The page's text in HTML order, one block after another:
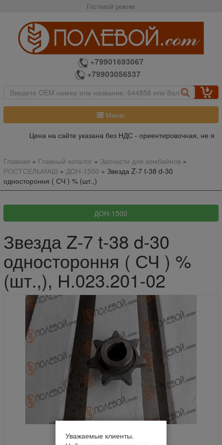
Гостевой режим
+79901693067
+79903056537
Меню
Цена на сайте указана без НДС - ориентировочная, не
Главная » Главный каталог» Запчасти для комбайнов»
РОСТСЕЛЬМАШ » ДОН-1500 » Звезда Z-7 t-38 d-30
одностороння ( СЧ ) % (шт.,)
Звезда Z-7 t-38 d-30
одностороння ( СЧ ) %
(шт.,), Н.023.201-02
Уважаемые клиенты.